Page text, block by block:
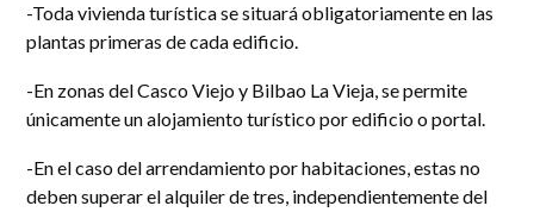
-Toda vivienda turística se situará obligatoriamente en las
plantas primeras de cada edificio.
-En zonas del Casco Viejo y Bilbao La Vieja, se permite
únicamente un alojamiento turístico por edificio o portal.
-En el caso del arrendamiento por habitaciones, estas no
deben superar el alquiler de tres, independientemente del